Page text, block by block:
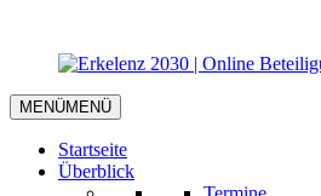
MENÜMENÜ
Startseite
Überblick